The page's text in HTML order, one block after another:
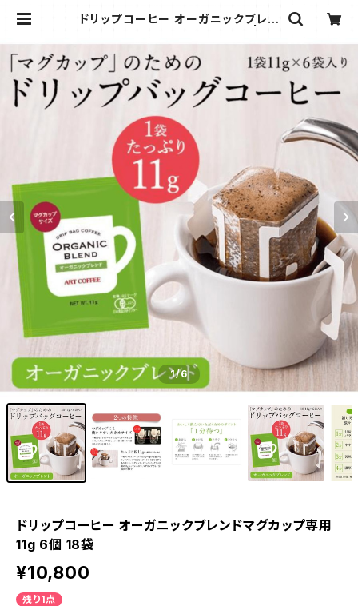
ドリップコーヒー オーガニックブレン
ginoya
1/6
ドリップコーヒー オーガニックブレンドマグカップ専用
11g 6個 18袋
¥10,800
残り1点